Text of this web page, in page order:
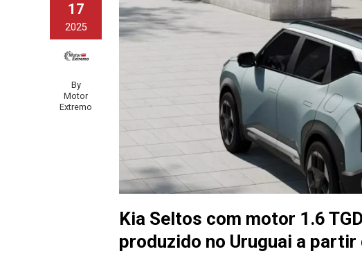
17
2025
By
Motor
Extremo
Kia Seltos com motor 1.6
produzido no Uruguai a partir